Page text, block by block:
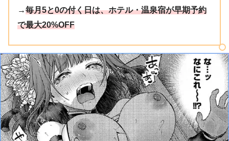
→毎月5と0の付く日は、ホテル・温泉宿が早期予約
で最大20%OFF